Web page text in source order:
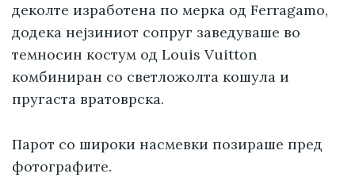
деколте изработена по мерка од Ferragamo,
додека нејзиниот сопруг заведуваше во
темносин костум од Louis Vuitton
комбиниран со светложолта кошула и
пругаста вратоврска.
Парот со широки насмевки позираше пред
фотографите.